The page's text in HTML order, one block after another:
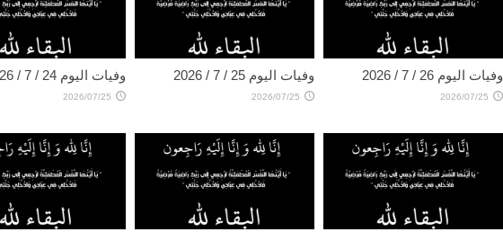
وفيات اليوم 26 / 7 / 2026
2026/07/25
وفيات اليوم 25 / 7 / 2026
2026/07/25
وفيات اليوم 24 / 7 / 2026
2026/07/25